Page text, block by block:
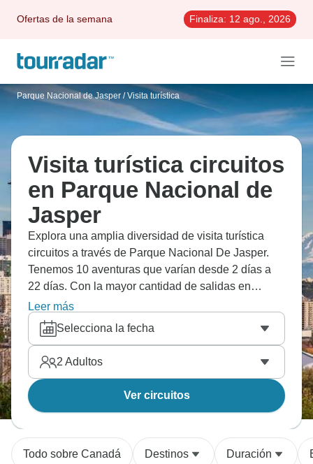
Ofertas de la semana Finaliza: 12 ago., 2026
Parque Nacional de Jasper / Visita turística
Visita turística circuitos
en Parque Nacional de
Jasper
Explora una amplia diversidad de visita turística
circuitos a través de Parque Nacional De Jasper.
Tenemos 10 aventuras que varían desde 2 días a
22 días. Con la mayor cantidad de salidas en
Agosto, esta es también la época más popular del
año.
Leer más
Selecciona la fecha
2 Adultos
Ver circuitos
Todo sobre Canadá Destinos Duración